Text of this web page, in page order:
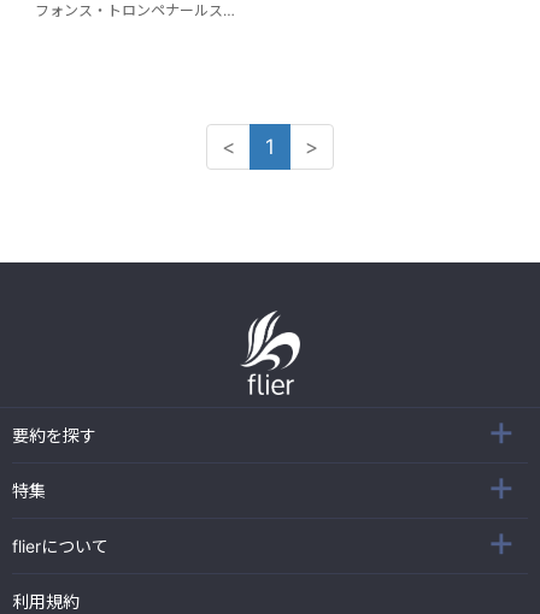
フォンス・トロンペナールスチャールズ・ハムデン・ターナー
< 1 >
要約を探す
特集
flierについて
利用規約